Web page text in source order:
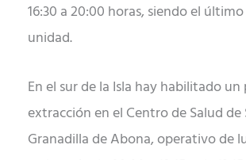
16:30 a 20:00 horas, siendo el
unidad.
En el sur de la Isla hay habilitado
extracción en el Centro de Salud de
Granadilla de Abona, operativo de